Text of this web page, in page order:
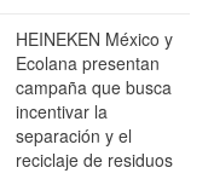
HEINEKEN México y
Ecolana presentan
campaña que busca
incentivar la
separación y el
reciclaje de residuos